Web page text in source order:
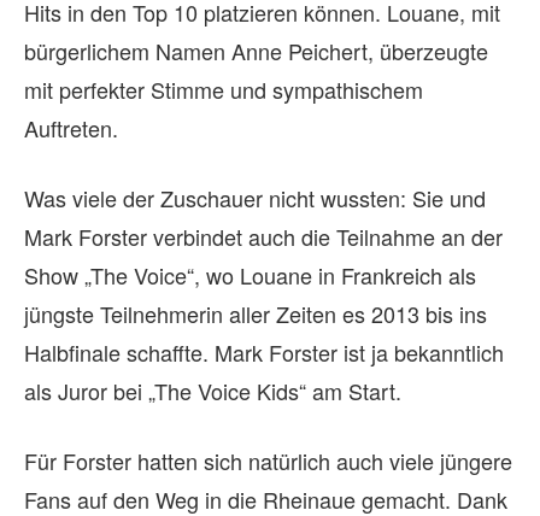
Hits in den Top 10 platzieren können. Louane, mit
bürgerlichem Namen Anne Peichert, überzeugte
mit perfekter Stimme und sympathischem
Auftreten.
Was viele der Zuschauer nicht wussten: Sie und
Mark Forster verbindet auch die Teilnahme an der
Show „The Voice“, wo Louane in Frankreich als
jüngste Teilnehmerin aller Zeiten es 2013 bis ins
Halbfinale schaffte. Mark Forster ist ja bekanntlich
als Juror bei „The Voice Kids“ am Start.
Für Forster hatten sich natürlich auch viele jüngere
Fans auf den Weg in die Rheinaue gemacht. Dank